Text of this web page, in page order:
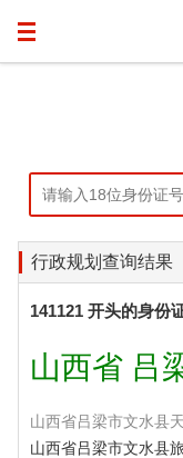
行政规划查询结果
141121 开头的身份
山西省 吕
山西省吕梁市文水县
山西省吕梁市文水县